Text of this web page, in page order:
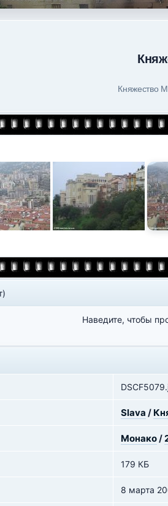
Княжество
Наведите, чтобы
Slava /
Монако/
179 КБ
8 марта